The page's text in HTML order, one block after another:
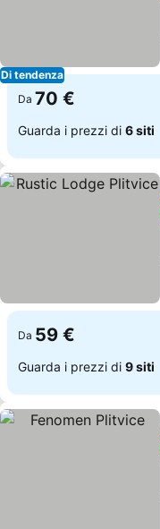
Di tendenza
Da 70 €
Guarda i prezzi di 6 siti
Da 59 €
Guarda i prezzi di 9 siti